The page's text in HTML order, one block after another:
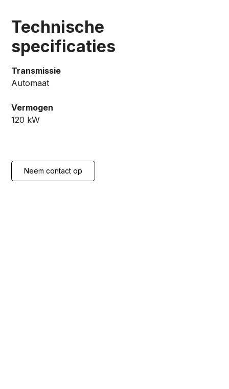
Technische
specificaties
Transmissie
Automaat
Vermogen
120 kW
Neem contact op